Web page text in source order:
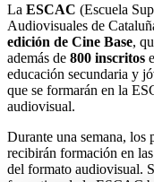
La ESCAC (Escuela
Audiovisuales de
edición de Cine Base,
además de 800 inscritos
educación secundaria y
que se formarán en la
audiovisual.
Durante una semana, los
recibirán formación en
del formato audiovisual.